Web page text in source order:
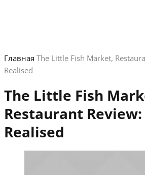
Главная The Little Fish Market,
Realised
The Little Fish
Restaurant
Realised